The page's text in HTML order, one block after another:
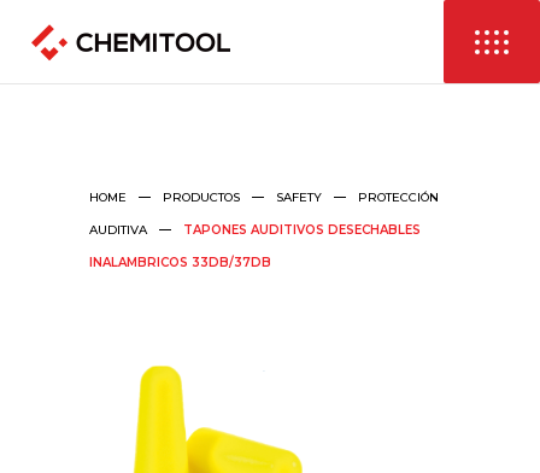
HOME PRODUCTOS SAFETY PROTECCIÓN
AUDITIVA TAPONES AUDITIVOS DESECHABLES
INALAMBRICOS 33DB/37DB